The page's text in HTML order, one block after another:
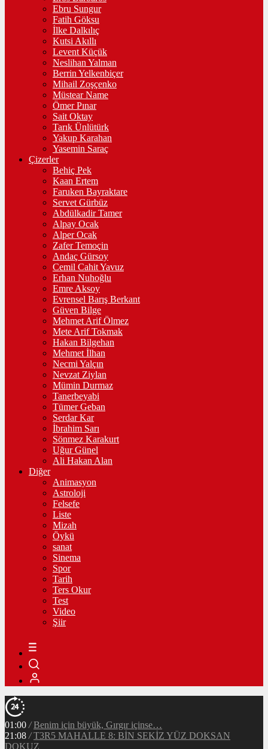
Ebru Sungur
Fatih Göksu
İlke Dalkılıç
Kutsi Akıllı
Levent Küçük
Neslihan Yalman
Berrin Yelkenbiçer
Mihail Zoşçenko
Müstear Name
Ömer Pınar
Sait Oktay
Tarık Ünlütürk
Yakup Karahan
Yasemin Saraç
Çizerler
Behiç Pek
Kaan Ertem
Faruken Bayraktare
Servet Gürbüz
Abdülkadir Tamer
Alpay Ocak
Alper Ocak
Zafer Temoçin
Andaç Gürsoy
Cemil Cahit Yavuz
Erhan Nuhoğlu
Emre Aksoy
Evrensel Barış Berkant
Güven Bilge
Mehmet Arif Ölmez
Mete Arif Tokmak
Hakan Bilgehan
Mehmet İlhan
Necmi Yalçın
Nevzat Ziylan
Mümin Durmaz
Tanerbeyabi
Tümer Geban
Serdar Kar
İbrahim Sarı
Sönmez Karakurt
Uğur Günel
Ali Hakan Alan
Diğer
Animasyon
Astroloji
Felsefe
Liste
Mizah
Öykü
sanat
Sinema
Spor
Tarih
Ters Okur
Test
Video
Şiir
01:00 / Benim için büyük, Gırgır içinse…
21:08 / T3R5 MAHALLE 8: BİN SEKİZ YÜZ DOKSAN
DOKUZ